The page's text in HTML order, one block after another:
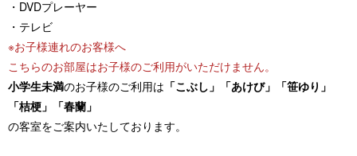
・DVDプレーヤー
・テレビ
※お子様連れのお客様へ
こちらのお部屋はお子様のご利用がいただけません。
小学生未満のお子様のご利用は 「こぶし」「あけび」「笹ゆり」
「桔梗」「春蘭」
の客室をご案内いたしております。